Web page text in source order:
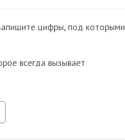
цифры, под которыми
всегда вызывает